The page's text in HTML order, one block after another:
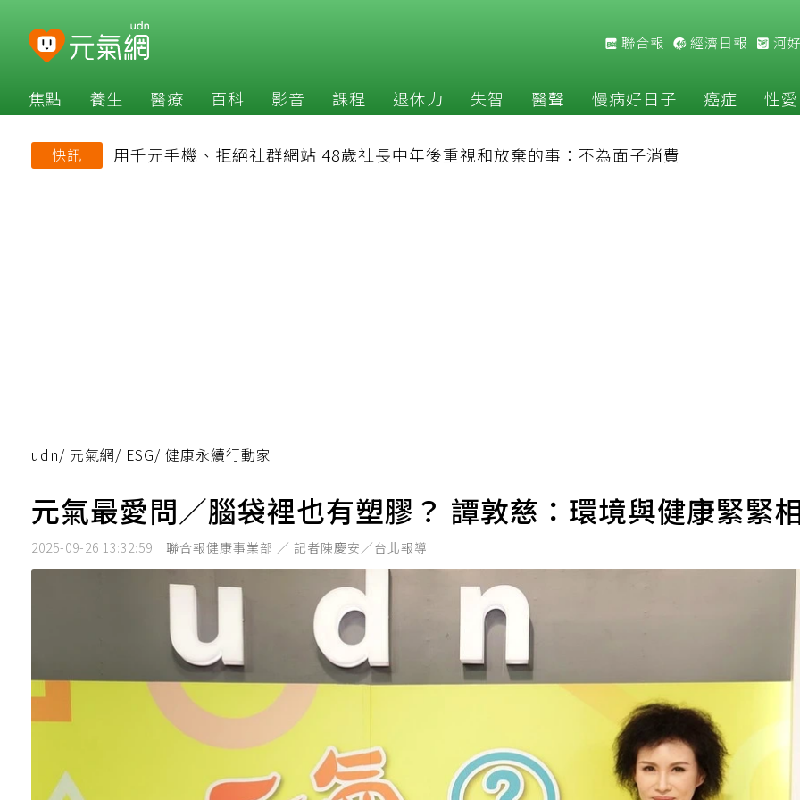
聯合報 經濟日報 河
焦點 養生 醫療 百科 影音 課程 退休力 失智 醫聲 慢病好日子 癌症 性愛
快訊 用千元手機、拒絕社群網站 48歲社長中年後重視和放棄的事：不為面子消費
udn/ 元氣網/ ESG/ 健康永續行動家
元氣最愛問／腦袋裡也有塑膠？ 譚敦慈：環境與健康緊緊
2025-09-26 13:32:59 聯合報健康事業部 ／ 記者陳慶安／台北報導